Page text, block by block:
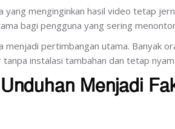
yang menginginkan hasil video tetap
bagi pengguna yang sering
menjadi pertimbangan utama. Banyak
instalasi tambahan dan tetap
Menjadi